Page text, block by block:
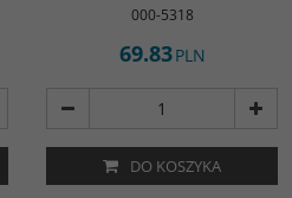
000-5318
69.83PLN
DO KOSZYKA